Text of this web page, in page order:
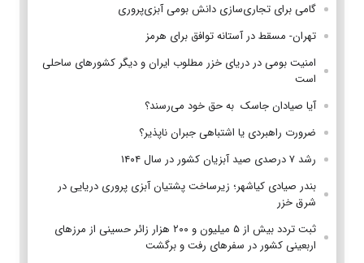
گامی برای تجاری‌سازی دانش بومی آبزی‌پروری
تهران- مسقط در آستانه توافق برای هرمز
امنیت بومی در دریای خزر مطلوب ایران و دیگر کشورهای ساحلی
است
آیا صیادان جاسک به حق خود می‌رسند؟
ضرورت راهبردی یا اشتباهی جبران ناپذیر؟
رشد ۷ درصدی صید آبزیان کشور در سال ۱۴۰۴
بندر صیادی کیاشهر؛ زیرساخت پشتیان آبزی پروری دریایی در
شرق خزر
ثبت تردد بیش از ۵ میلیون و ۲۰۰ هزار زائر حسینی از مرزهای
اربعینی کشور در سفرهای رفت و برگشت